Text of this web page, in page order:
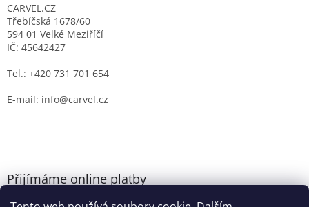
CARVEL.CZ
Třebíčská 1678/60
594 01 Velké Meziříčí
IČ: 45642427
Tel.: +420 731 701 654
E-mail: info@carvel.cz
Přijímáme online platby